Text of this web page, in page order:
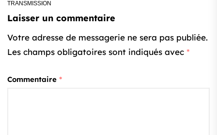
TRANSMISSION
Laisser un commentaire
Votre adresse de messagerie ne sera pas publiée.
Les champs obligatoires sont indiqués avec *
Commentaire *